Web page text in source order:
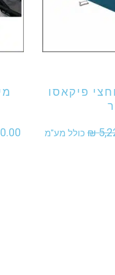
פיקאסו
₪המחיר
כולל מע"מ